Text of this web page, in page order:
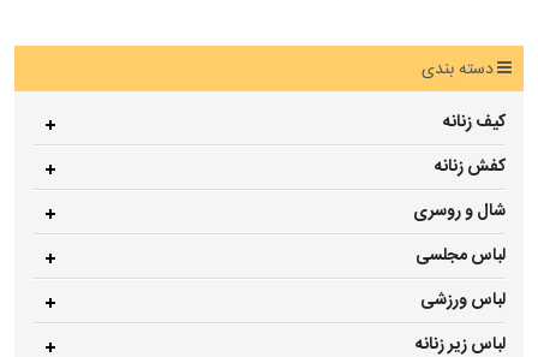
دسته بندی
کیف زنانه
کفش زنانه
شال و روسری
لباس مجلسی
لباس ورزشی
لباس زیر زنانه